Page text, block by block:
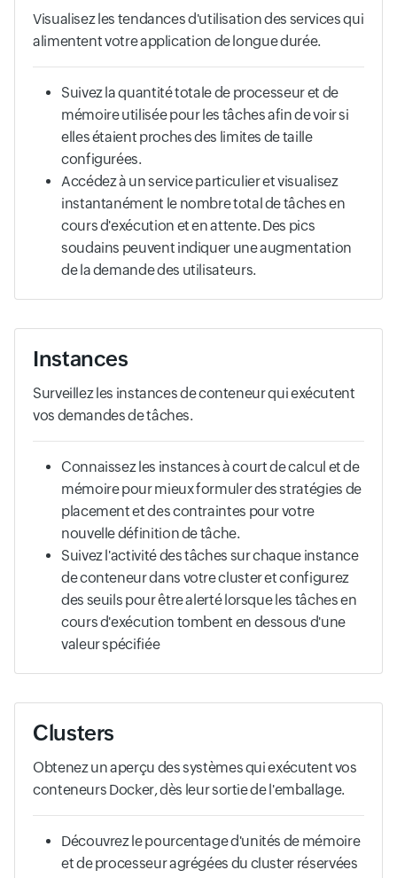
Visualisez les tendances d'utilisation des services qui
alimentent votre application de longue durée.
Suivez la quantité totale de processeur et de
mémoire utilisée pour les tâches afin de voir si
elles étaient proches des limites de taille
configurées.
Accédez à un service particulier et visualisez
instantanément le nombre total de tâches en
cours d'exécution et en attente. Des pics
soudains peuvent indiquer une augmentation
de la demande des utilisateurs.
Instances
Surveillez les instances de conteneur qui exécutent
vos demandes de tâches.
Connaissez les instances à court de calcul et de
mémoire pour mieux formuler des stratégies de
placement et des contraintes pour votre
nouvelle définition de tâche.
Suivez l'activité des tâches sur chaque instance
de conteneur dans votre cluster et configurez
des seuils pour être alerté lorsque les tâches en
cours d'exécution tombent en dessous d'une
valeur spécifiée
Clusters
Obtenez un aperçu des systèmes qui exécutent vos
conteneurs Docker, dès leur sortie de l'emballage.
Découvrez le pourcentage d'unités de mémoire
et de processeur agrégées du cluster réservées